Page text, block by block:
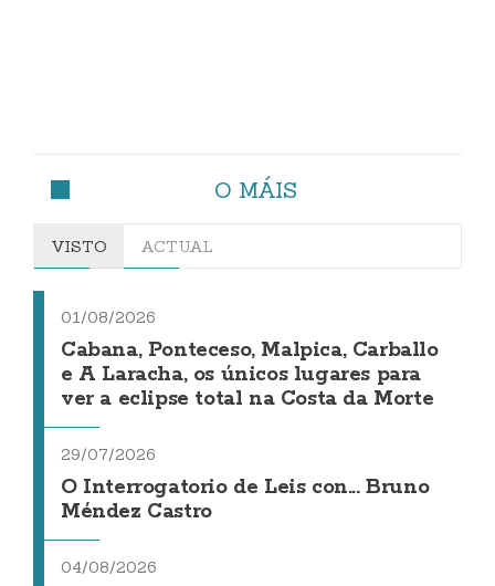
O MÁIS
VISTO ACTUAL
01/08/2026
Cabana, Ponteceso, Malpica, Carballo
e A Laracha, os únicos lugares para
ver a eclipse total na Costa da Morte
29/07/2026
O Interrogatorio de Leis con... Bruno
Méndez Castro
04/08/2026